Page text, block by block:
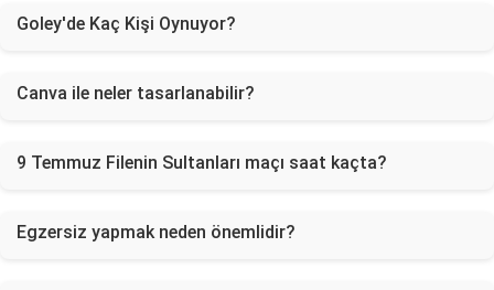
Goley'de Kaç Kişi Oynuyor?
Canva ile neler tasarlanabilir?
9 Temmuz Filenin Sultanları maçı saat kaçta?
Egzersiz yapmak neden önemlidir?